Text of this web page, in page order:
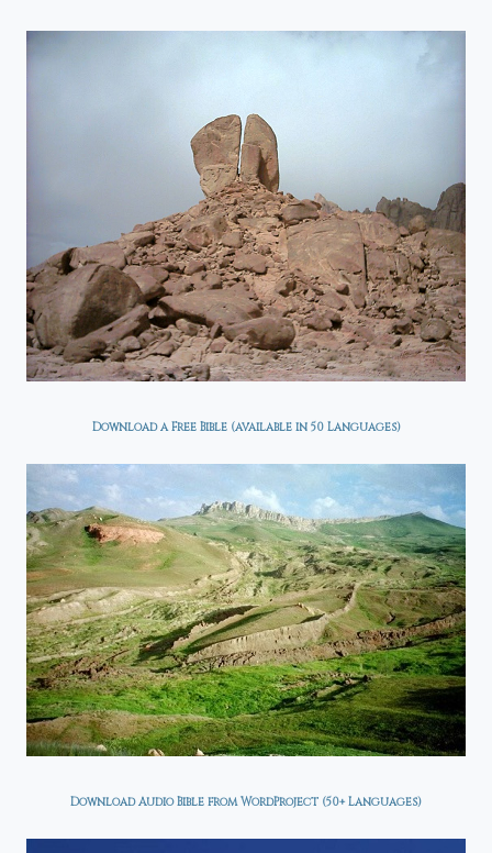
Download a Free Bible (available in 50 Languages)
Download Audio Bible from WordProject (50+ Languages)